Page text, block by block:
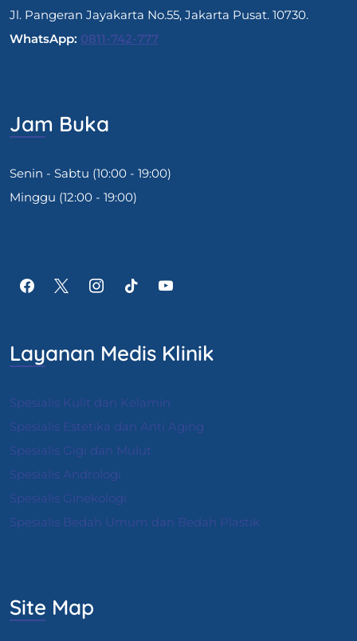
Jl. Pangeran Jayakarta No.55, Jakarta Pusat. 10730.
WhatsApp: 0811-742-777
Jam Buka
Senin - Sabtu (10:00 - 19:00)
Minggu (12:00 - 19:00)
Layanan Medis Klinik
Spesialis Kulit dan Kelamin
Spesialis Estetika dan Anti Aging
Spesialis Gigi dan Mulut
Spesialis Andrologi
Spesialis Ginekologi
Spesialis Bedah Umum dan Bedah Plastik
Site Map